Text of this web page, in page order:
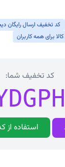
کد تخفیف ارسال رایگان
برای همه کاربران
کد تخفیف شما:
استفاده از